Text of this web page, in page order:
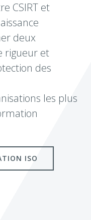
CSIRT et
deux
rigueur et
des
les plus
ISO